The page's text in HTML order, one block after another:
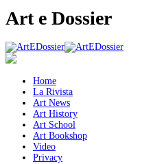
Art e Dossier
Home
La Rivista
Art News
Art History
Art School
Art Bookshop
Video
Privacy